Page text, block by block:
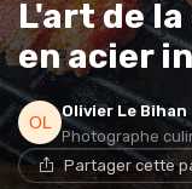
L'art de
en acier
Olivier Le Bihan
Photographe
Partager cette